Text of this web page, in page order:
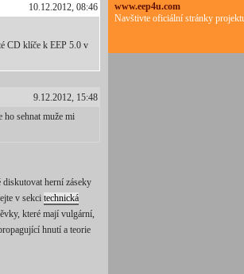
10.12.2012, 08:46
CD klíče k EEP 5.0 v
9.12.2012, 15:48
sehnat muže mi
herní záseky
v sekci technická
které mají vulgární,
hnutí a teorie
www.eep4u.com
Navštivte oficiální stránky